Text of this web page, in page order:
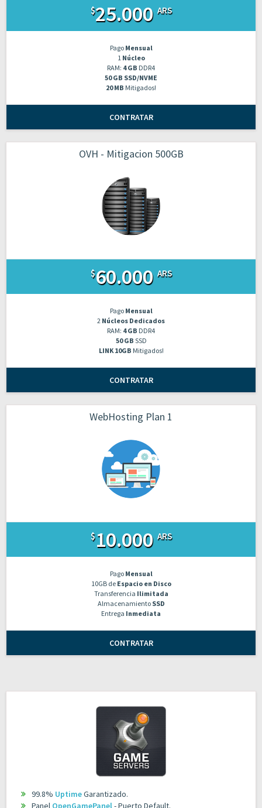
$25.000 ARS
Pago Mensual
1 Núcleo
RAM: 4 GB DDR4
50 GB SSD/NVME
20 MB Mitigados!
CONTRATAR
OVH - Mitigacion 500GB
$60.000 ARS
Pago Mensual
2 Núcleos Dedicados
RAM: 4 GB DDR4
50 GB SSD
LINK 10GB Mitigados!
CONTRATAR
WebHosting Plan 1
$10.000 ARS
Pago Mensual
10GB de Espacio en Disco
Transferencia Ilimitada
Almacenamiento SSD
Entrega Inmediata
CONTRATAR
99.8% UptimeGarantizado.
Panel OpenGamePanel- Puerto Default.